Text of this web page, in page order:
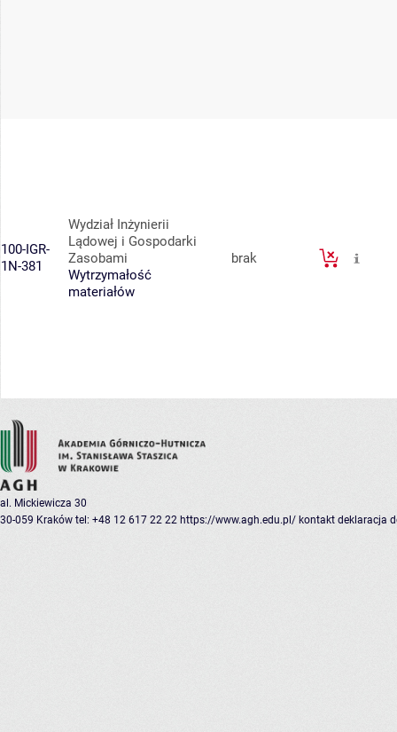
100-IGR-
1N-381
Wydział Inżynierii
Lądowej i Gospodarki
Zasobami
Wytrzymałość
materiałów
brak
al. Mickiewicza 30
30-059 Kraków tel: +48 12 617 22 22 https://www.agh.edu.pl/ kontakt deklaracja